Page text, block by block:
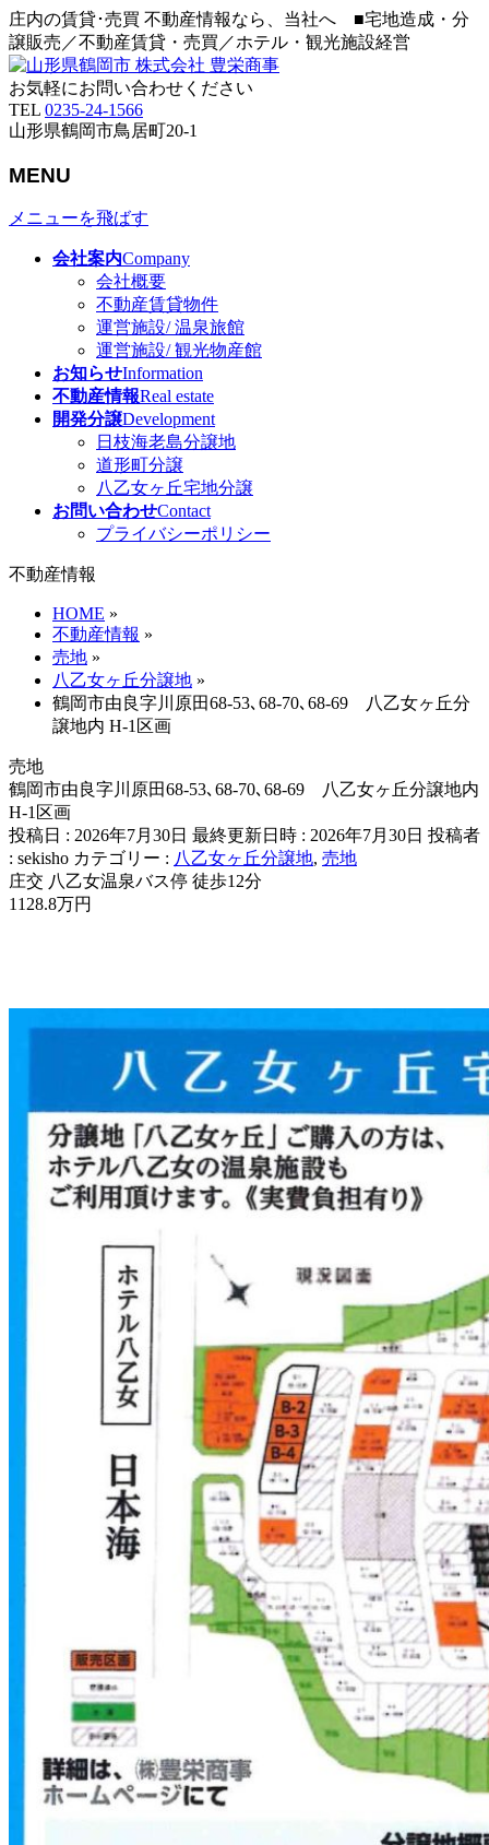
庄内の賃貸･売買 不動産情報なら、当社へ ■宅地造成・分
譲販売／不動産賃貸・売買／ホテル・観光施設経営
お気軽にお問い合わせください
TEL 0235-24-1566
山形県鶴岡市鳥居町20-1
MENU
メニューを飛ばす
会社案内Company
会社概要
不動産賃貸物件
運営施設/ 温泉旅館
運営施設/ 観光物産館
お知らせInformation
不動産情報Real estate
開発分譲Development
日枝海老島分譲地
道形町分譲
八乙女ヶ丘宅地分譲
お問い合わせContact
プライバシーポリシー
不動産情報
HOME »
不動産情報 »
売地 »
八乙女ヶ丘分譲地 »
鶴岡市由良字川原田68-53､68-70､68-69 八乙女ヶ丘分
譲地内 H-1区画
売地
鶴岡市由良字川原田68-53､68-70､68-69 八乙女ヶ丘分譲地内
H-1区画
投稿日 : 2026年7月30日 最終更新日時 : 2026年7月30日 投稿者
: sekisho カテゴリー : 八乙女ヶ丘分譲地, 売地
庄交 八乙女温泉バス停 徒歩12分
1128.8万円